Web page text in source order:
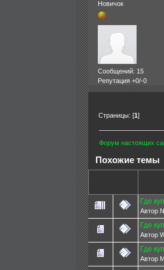
Новичок
Сообщений: 15
Репутация +0/-0
Страницы: [1 ]
Форум настоящих
Похожие темы
Где
Автор
Где
Автор
Где
Автор